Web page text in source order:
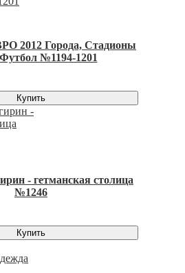
2012 Города, Стадионы
№1194-1201
Купить
- гетманская столица
№1246
Купить